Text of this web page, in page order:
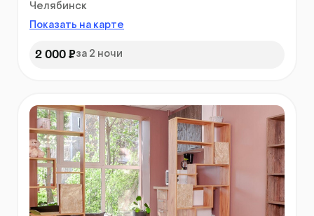
Челябинск
Показать на карте
2 000 ₽за 2 ночи